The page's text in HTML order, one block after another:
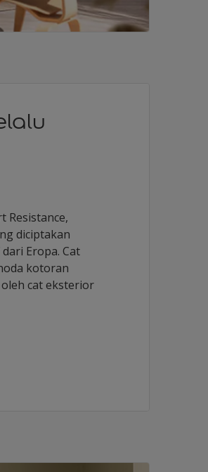
Resistance,
diciptakan
Eropa. Cat
kotoran
cat eksterior